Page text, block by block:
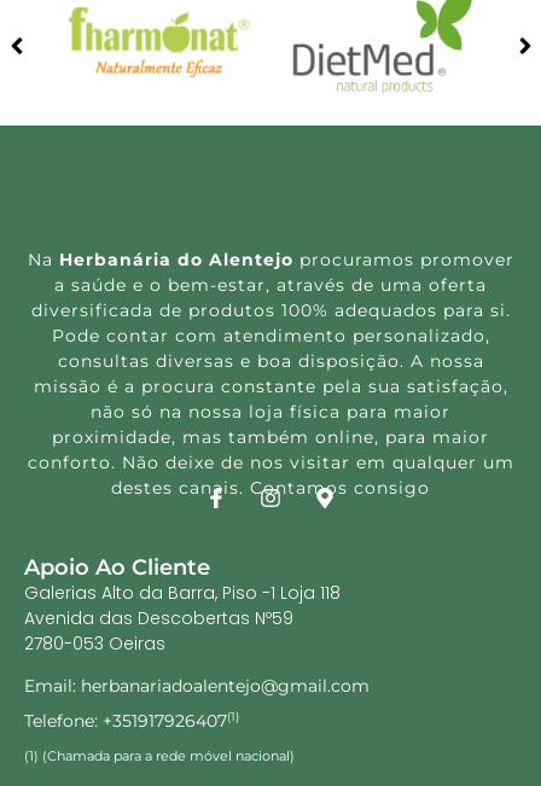
Na Herbanária do Alentejo procuramos promover
a saúde e o bem-estar, através de uma oferta
diversificada de produtos 100% adequados para si.
Pode contar com atendimento personalizado,
consultas diversas e boa disposição. A nossa
missão é a procura constante pela sua satisfação,
não só na nossa loja física para maior
proximidade, mas também online, para maior
conforto. Não deixe de nos visitar em qualquer um
destes canais. Contamos consigo
Apoio Ao Cliente
Galerias Alto da Barra, Piso -1 Loja 118
Avenida das Descobertas Nº59
2780-053 Oeiras
Email: herbanariadoalentejo@gmail.com
Telefone: +351917926407(1)
(1) (Chamada para a rede móvel nacional)